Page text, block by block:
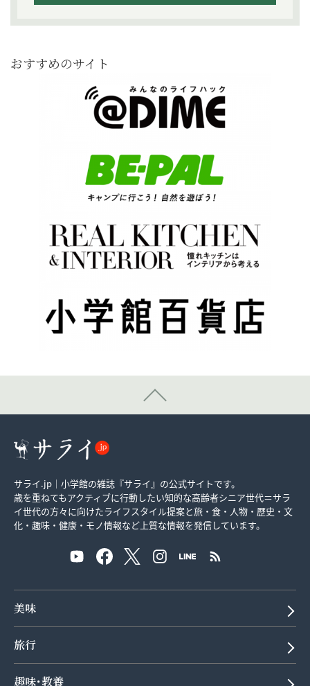
おすすめのサイト
サライ.jp｜小学館の雑誌『サライ』の公式サイトです。
歳を重ねてもアクティブに行動したい知的な高齢者シニア世代＝サラ
イ世代の方々に向けたライフスタイル提案と旅・食・人物・歴史・文
化・趣味・健康・モノ情報など上質な情報を発信しています。
美味
旅行
趣味･教養